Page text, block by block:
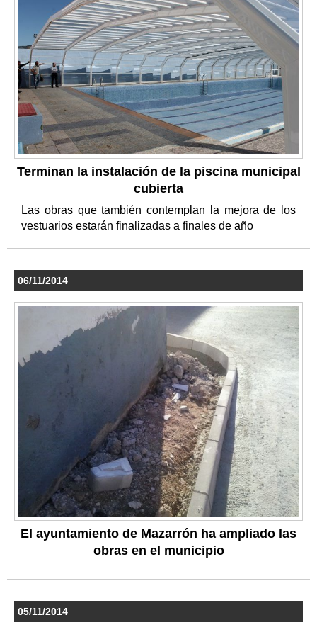
Terminan la instalación de la piscina municipal
cubierta
Las obras que también contemplan la mejora de los
vestuarios estarán finalizadas a finales de año
06/11/2014
El ayuntamiento de Mazarrón ha ampliado las
obras en el municipio
05/11/2014